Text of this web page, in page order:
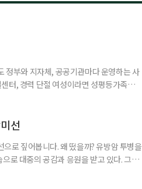
정부와 지자체, 공공기관마다 운영하는 사
터, 경력 단절 여성이라면 성평등가족부
지 않은 사람을 위한 제도다. 개인별 취
선
로 짚어봅니다. 왜 떴을까? 유방암 투병을
로 대중의 공감과 응원을 받고 있다. 그러